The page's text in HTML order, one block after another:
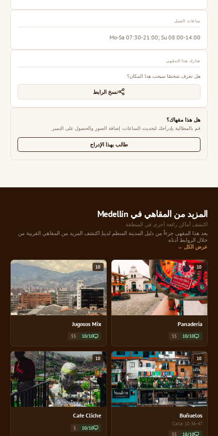
ساعات العمل
Mo-Sa 07:30-21:00; Su 08:00-14:00
شارك هذا المقهى
هل تعرف شخصًا سيحب هذا المكان؟
نسخ الرابط
هل هذا مقهاك؟
قم بالمطالبة بإدراجك لتحديث الساعات، إضافة الصور والحصول على التميز.
طالب بهذا الإدراج
المزيد من المقاهي في Medellín
اكتشف أماكن رائعة أخرى في المنطقة
يعد هذا المقهى جزءاً من دليل المدينة المنظم لدينا, اكتشف المزيد من المقاهي القريبة من
خلال الروابط أدناه.
عرض الكل →
10
Panadería
10/10
$$
10
Jugosos Mix
10/10
$$
10
Buñuelos
36-47 Calle 10
10/10
$$
10
Cafe Cliche
10/10
$